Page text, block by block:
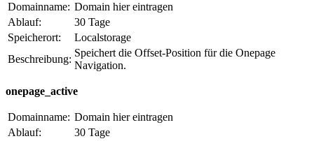
Domainname: Domain hier eintragen
Ablauf:
30 Tage
Speicherort:
Localstorage
Beschreibung:
Speichert die Offset-Position für die Onepage
Navigation.
onepage_active
Domainname: Domain hier eintragen
Ablauf:
30 Tage